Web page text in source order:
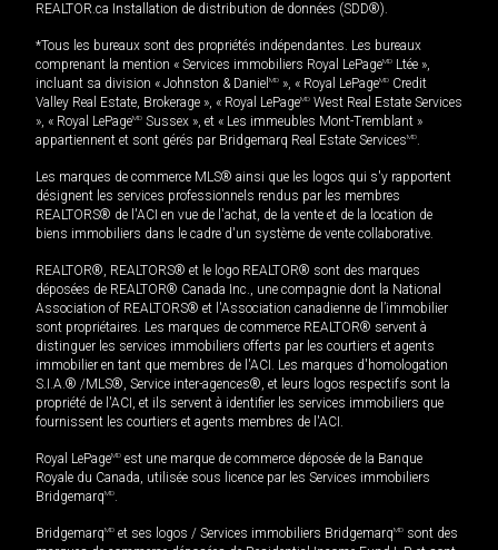
REALTOR.ca Installation de distribution de données (SDD®).
*Tous les bureaux sont des propriétés indépendantes. Les bureaux
comprenant la mention « Services immobiliers Royal LePageMD Ltée »,
incluant sa division « Johnston & Daniel MD », « Royal LePageMD Credit
Valley Real Estate, Brokerage », « Royal LePageMD West Real Estate Services
», « Royal LePageMD Sussex », et « Les immeubles Mont-Tremblant »
appartiennent et sont gérés par Bridgemarq Real Estate ServicesMD.
Les marques de commerce MLS® ainsi que les logos qui s'y rapportent
désignent les services professionnels rendus par les membres
REALTORS® de l'ACI en vue de l'achat, de la vente et de la location de
biens immobiliers dans le cadre d'un système de vente collaborative.
REALTOR®, REALTORS® et le logo REALTOR® sont des marques
déposées de REALTOR® Canada Inc., une compagnie dont la National
Association of REALTORS® et l'Association canadienne de l’immobilier
sont propriétaires. Les marques de commerce REALTOR® servent à
distinguer les services immobiliers offerts par les courtiers et agents
immobilier en tant que membres de l'ACI. Les marques d'homologation
S.I.A.® /MLS®, Service inter-agences®, et leurs logos respectifs sont la
propriété de l'ACI, et ils servent à identifier les services immobiliers que
fournissent les courtiers et agents membres de l'ACI.
Royal LePageMD est une marque de commerce déposée de la Banque
Royale du Canada, utilisée sous licence par les Services immobiliers
BridgemarqMD.
BridgemarqMD et ses logos / Services immobiliers BridgemarqMD sont des